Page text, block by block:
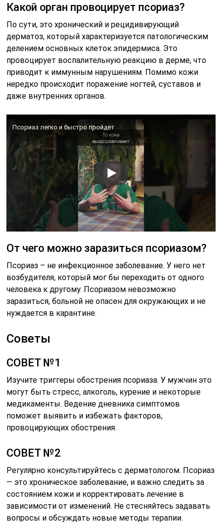
Какой орган провоцирует псориаз?
По сути, это хронический и рецидивирующий
дерматоз, который характеризуется патологическим
делением основных клеток эпидермиса. Это
провоцирует воспалительную реакцию в дерме, что
приводит к иммунным нарушениям. Помимо кожи
нередко происходит поражение ногтей, суставов и
даже внутренних органов.
Псориаз легко и быстро пройдёт
От чего можно заразиться псориазом?
Псориаз – не инфекционное заболевание. У него нет
возбудителя, который мог бы переходить от одного
человека к другому. Псориазом невозможно
заразиться, больной не опасен для окружающих и не
нуждается в карантине.
Советы
СОВЕТ №1
Изучите триггеры обострения псориаза. У мужчин это
могут быть стресс, алкоголь, курение и некоторые
медикаменты. Ведение дневника симптомов
поможет выявить и избежать факторов,
провоцирующих обострения.
СОВЕТ №2
Регулярно консультируйтесь с дерматологом. Псориаз
— это хроническое заболевание, и важно следить за
состоянием кожи и корректировать лечение в
зависимости от изменений. Не стесняйтесь задавать
вопросы и обсуждать новые методы терапии.